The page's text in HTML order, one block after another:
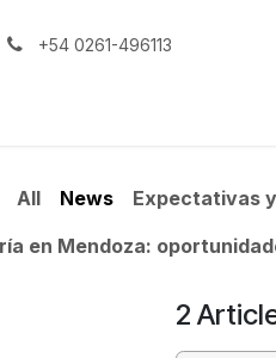
+54 0261-496113
All News
Expectativas
en Mendoza:
2